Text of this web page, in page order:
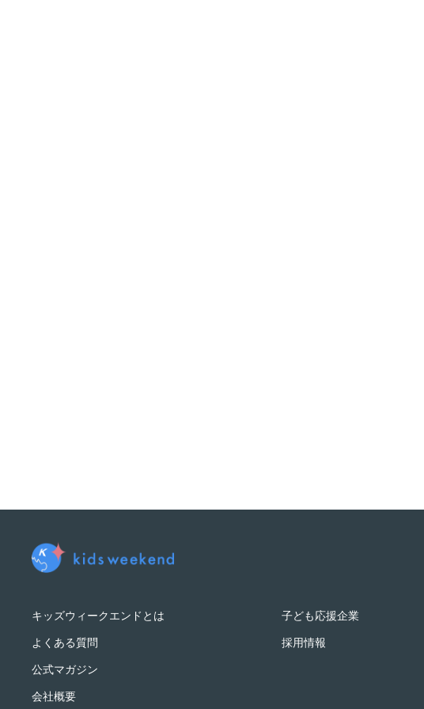
キッズウィークエンドとは
よくある質問
公式マガジン
会社概要
子ども応援企業
採用情報